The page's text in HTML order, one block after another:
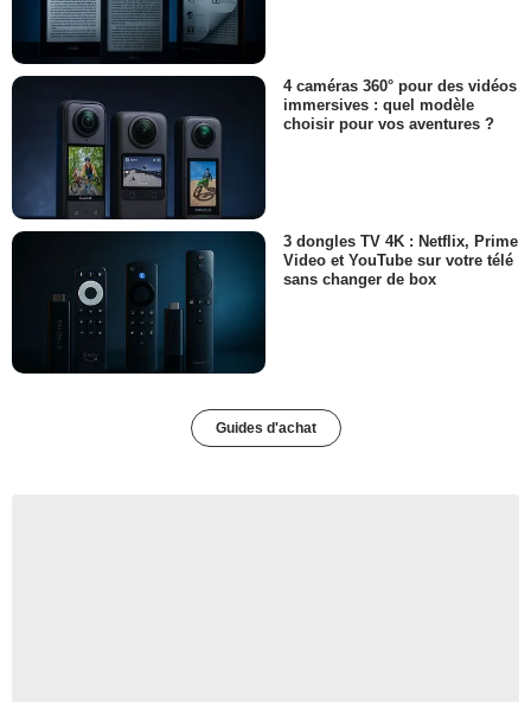
4 caméras 360° pour des vidéos
immersives : quel modèle
choisir pour vos aventures ?
3 dongles TV 4K : Netflix, Prime
Video et YouTube sur votre télé
sans changer de box
Guides d'achat